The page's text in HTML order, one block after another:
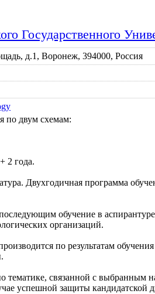
Государственного
д.1, Воронеж, 394000, Россия
по двум схемам:
2 года.
Двухгодичная программа
обучение в аспирантуре
организаций.
по результатам
тематике, связанной с
успешной защиты